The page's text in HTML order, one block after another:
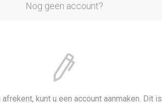
Nog geen account?
afrekent, kunt u een account aanmaken. Dit is